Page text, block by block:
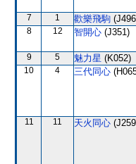
7 1 歡樂飛駒
8 12 智開心 (J351)
9 5 魅力星 (K052)
10 4 三代同心
11 11 天火同心